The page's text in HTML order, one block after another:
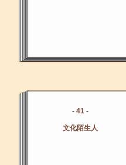
- 41 -
文化陌生人